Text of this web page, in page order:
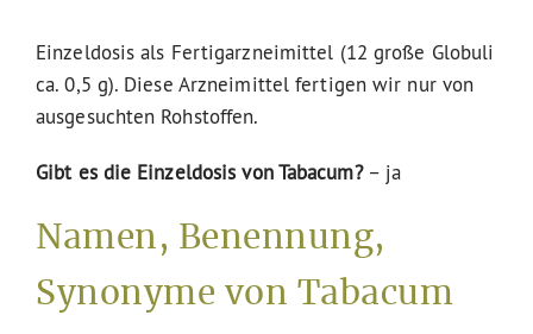
Einzeldosis als Fertigarzneimittel (12 große Globuli
ca. 0,5 g). Diese Arzneimittel fertigen wir nur von
ausgesuchten Rohstoffen.
Gibt es die Einzeldosis von Tabacum?– ja
Namen, Benennung,
Synonyme von Tabacum